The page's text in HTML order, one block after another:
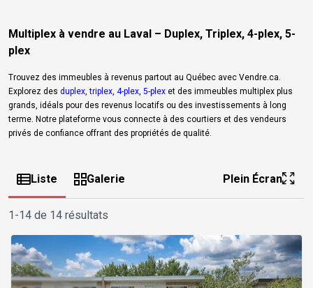
Multiplex à vendre au Laval – Duplex, Triplex, 4-plex, 5-
plex
Trouvez des immeubles à revenus partout au Québec avec Vendre.ca.
Explorez des duplex ,triplex 4-plex 5-plex et des immeubles multiplex plus
grands, idéals pour des revenus locatifs ou des investissements à long
terme. Notre plateforme vous connecte à des courtiers et des vendeurs
privés de confiance offrant des propriétés de qualité.
Liste Galerie Plein Écran
1-14 de 14 résultats